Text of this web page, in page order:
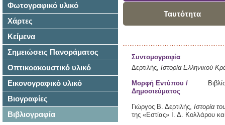
Φωτογραφικό υλικό
Χάρτες
Κείμενα
Σημειώσεις Πανοράματος
Οπτικοακουστικό υλικό
Εικονογραφικό υλικό
Βιογραφίες
Βιβλιογραφία
Ταυτότητα
Συντομογραφία
Δερτιλής, Ιστορία Ελληνικού
Μορφή Εντύπου /
Δημοσιεύματος
Γιώργος Β. Δερτιλής, Ιστορία
της «Εστίας» Ι. Δ. Κολλάρου